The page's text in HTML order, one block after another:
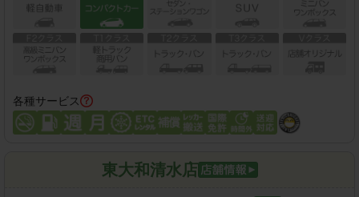
各種サービス
東大和清水店